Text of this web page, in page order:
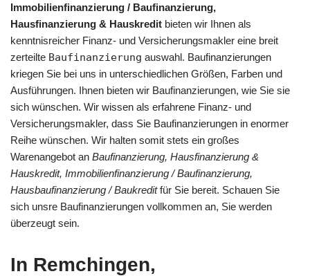
Immobilienfinanzierung / Baufinanzierung,
Hausfinanzierung & Hauskredit bieten wir Ihnen als
kenntnisreicher Finanz- und Versicherungsmakler eine breit
zerteilte Baufinanzierung auswahl. Baufinanzierungen
kriegen Sie bei uns in unterschiedlichen Größen, Farben und
Ausführungen. Ihnen bieten wir Baufinanzierungen, wie Sie sie
sich wünschen. Wir wissen als erfahrene Finanz- und
Versicherungsmakler, dass Sie Baufinanzierungen in enormer
Reihe wünschen. Wir halten somit stets ein großes
Warenangebot an Baufinanzierung, Hausfinanzierung &
Hauskredit, Immobilienfinanzierung / Baufinanzierung,
Hausbaufinanzierung / Baukreditfür Sie bereit. Schauen Sie
sich unsre Baufinanzierungen vollkommen an, Sie werden
überzeugt sein.
In Remchingen,